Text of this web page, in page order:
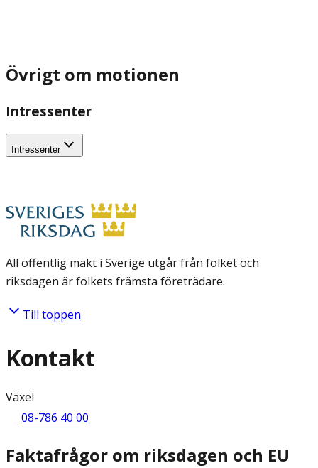
Övrigt om motionen
Intressenter
Intressenter
All offentlig makt i Sverige utgår från folket och
riksdagen är folkets främsta företrädare.
Till toppen
Kontakt
Växel
08-786 40 00
Faktafrågor om riksdagen och EU